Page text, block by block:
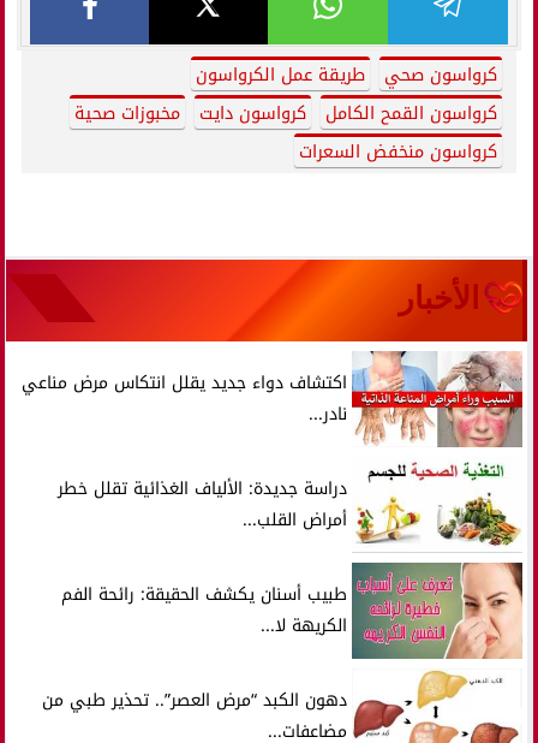
كرواسون صحي
طريقة عمل الكرواسون
كرواسون القمح الكامل
كرواسون دايت
مخبوزات صحية
كرواسون منخفض السعرات
الأخبار
اكتشاف دواء جديد يقلل انتكاس مرض مناعي
نادر...
دراسة جديدة: الألياف الغذائية تقلل خطر
أمراض القلب...
طبيب أسنان يكشف الحقيقة: رائحة الفم
الكريهة لا...
دهون الكبد “مرض العصر”.. تحذير طبي من
مضاعفات...